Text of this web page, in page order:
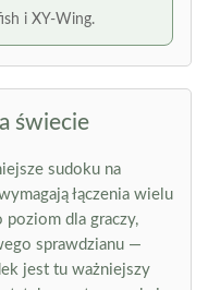
i XY-Wing.
świecie
sudoku na
łączenia wielu
poziom dla graczy,
sprawdzianu —
jest tu ważniejszy